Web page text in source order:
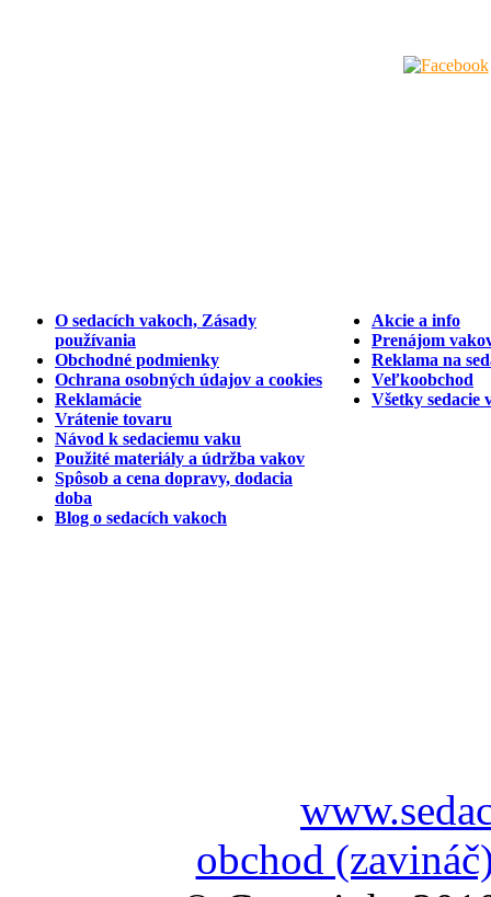
O sedacích vakoch, Zásady
používania
Obchodné podmienky
Ochrana osobných údajov a cookies
Reklamácie
Vrátenie tovaru
Návod k sedaciemu vaku
Použité materiály a údržba vakov
Spôsob a cena dopravy, dodacia
doba
Blog o sedacích vakoch
Akcie a info
Prenájom
Reklama na
Veľkoobchod
Všetky sedacie
obchod